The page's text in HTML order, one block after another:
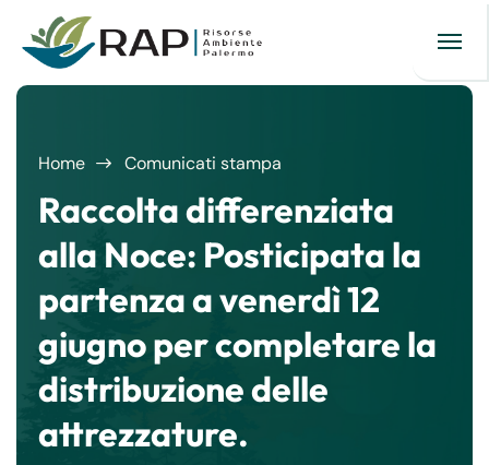
Home Comunicati stampa
Raccolta differenziata
alla Noce: Posticipata la
partenza a venerdì 12
giugno per completare la
distribuzione delle
attrezzature.